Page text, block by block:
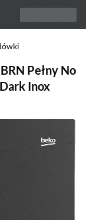
Pełny No
Inox